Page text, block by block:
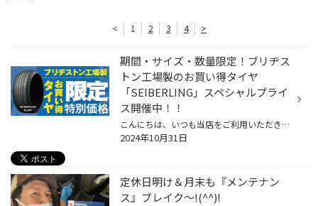
< 1 2 3 4 >
期間・サイズ・数量限定！ブリヂス
トン工場製のお買い得タイヤ
「SEIBERLING」スペシャルプライ
ス開催中！！
こんにちは、いつも当店をご利用いただきましてありがとうございます。 現在、コクピット・タイヤ館の一部店舗におきまして、 期間限定！ サイズ限定！！ 数量限定！！！ で、ブリヂストン工場製のお買い得タイヤ「SEIBERLING」をスペシャルプライスでご提供中です。 もちろん、当店でもご提供して...
2024年10月31日
定休日明け＆月末も『メンテナン
ス』ブレイク～!(^^)!